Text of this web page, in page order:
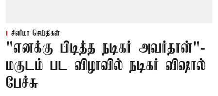
சினிமா செய்திகள்
"எனக்கு பிடித்த நடிகர் அவர்தான்"-
மகுடம் பட விழாவில் நடிகர் விஷால்
பேச்சு